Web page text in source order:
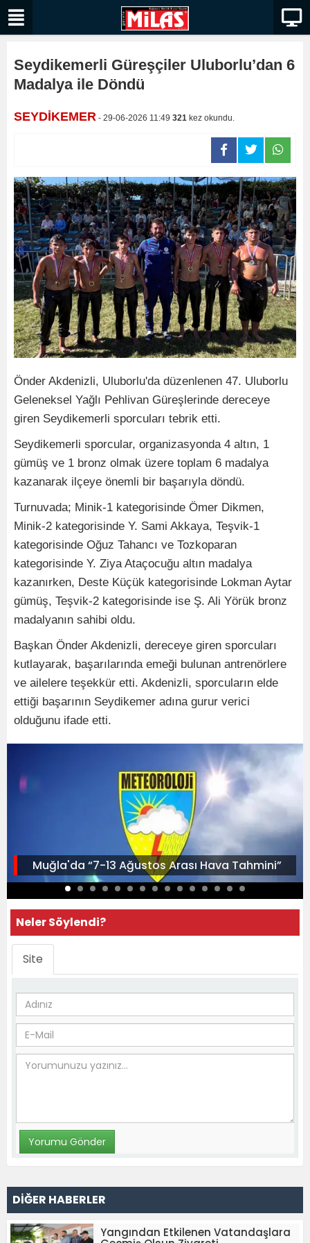
Seydikemerli Güreşçiler Uluborlu’dan 6
Madalya ile Döndü
SEYDİKEMER - 29-06-2026 11:49 321 kez okundu.
Önder Akdenizli, Uluborlu'da düzenlenen 47. Uluborlu
Geleneksel Yağlı Pehlivan Güreşlerinde dereceye
giren Seydikemerli sporcuları tebrik etti.
Seydikemerli sporcular, organizasyonda 4 altın, 1
gümüş ve 1 bronz olmak üzere toplam 6 madalya
kazanarak ilçeye önemli bir başarıyla döndü.
Turnuvada; Minik-1 kategorisinde Ömer Dikmen,
Minik-2 kategorisinde Y. Sami Akkaya, Teşvik-1
kategorisinde Oğuz Tahancı ve Tozkoparan
kategorisinde Y. Ziya Ataçocuğu altın madalya
kazanırken, Deste Küçük kategorisinde Lokman Aytar
gümüş, Teşvik-2 kategorisinde ise Ş. Ali Yörük bronz
madalyanın sahibi oldu.
Başkan Önder Akdenizli, dereceye giren sporcuları
kutlayarak, başarılarında emeği bulunan antrenörlere
ve ailelere teşekkür etti. Akdenizli, sporcuların elde
ettiği başarının Seydikemer adına gurur verici
olduğunu ifade etti.
Muğla'da “7-13 Ağustos Arası Hava Tahmini”
Neler Söylendi?
Site
DİĞER HABERLER
Yangından Etkilenen Vatandaşlara